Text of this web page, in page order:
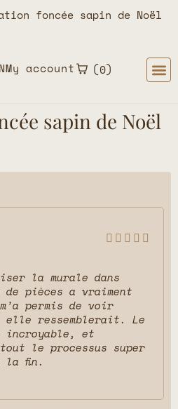
foncée sapin de Noël
My account 0
sapin de Noël
    
la murale dans
pièces a vraiment
permis de voir
elle ressemblerait. Le
et
le processus super
la fin.